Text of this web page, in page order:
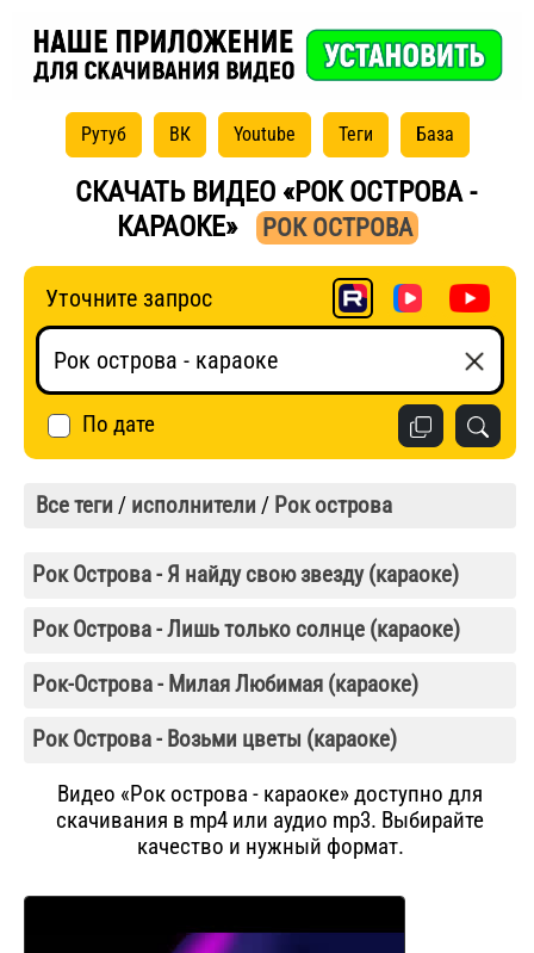
Рутуб ВК Youtube Теги База
СКАЧАТЬ ВИДЕО «РОК ОСТРОВА -
КАРАОКЕ»
РОК ОСТРОВА
Уточните запрос
По дате
Все теги / исполнители / Рок острова
Рок Острова - Я найду свою звезду (караоке)
Рок Острова - Лишь только солнце (караоке)
Рок-Острова - Милая Любимая (караоке)
Рок Острова - Возьми цветы (караоке)
Видео «Рок острова - караоке» доступно для
скачивания в mp4 или аудио mp3. Выбирайте
качество и нужный формат.